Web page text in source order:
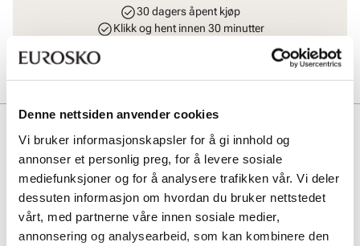
Denne nettsiden anvender cookies
Vi bruker informasjonskapsler for å gi innhold og
annonser et personlig preg, for å levere sosiale
mediefunksjoner og for å analysere trafikken vår. Vi deler
dessuten informasjon om hvordan du bruker nettstedet
vårt, med partnerne våre innen sosiale medier,
annonsering og analysearbeid, som kan kombinere den
30 dagers åpent kjøp
Klikk og hent innen 30 minutter
BIRKENSTOCK Arizona EVA Kids Narrow er en lett og vannfast
sandal laget av høykvalitets EVA-materiale. Den syntetiske overdelen
fleksibilitet. Perfekt for barn som trenger slitesterke, luktfrie og
komfortable sandaler til lek og hverdag.